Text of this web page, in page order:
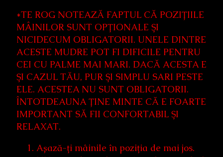
*TE ROG NOTEAZĂ FAPTUL CĂ POZIȚIILE
MÂINILOR SUNT OPȚIONALE ȘI
NICIDECUM OBLIGATORII. UNELE DINTRE
ACESTE MUDRE POT FI DIFICILE PENTRU
CEI CU PALME MAI MARI. DACĂ ACESTA E
ȘI CAZUL TĂU, PUR ȘI SIMPLU SARI PESTE
ELE. ACESTEA NU SUNT OBLIGATORII.
ÎNTOTDEAUNA ȚINE MINTE CĂ E FOARTE
IMPORTANT SĂ FII CONFORTABIL ȘI
RELAXAT.
Așază-ți mâinile în poziția de mai jos.